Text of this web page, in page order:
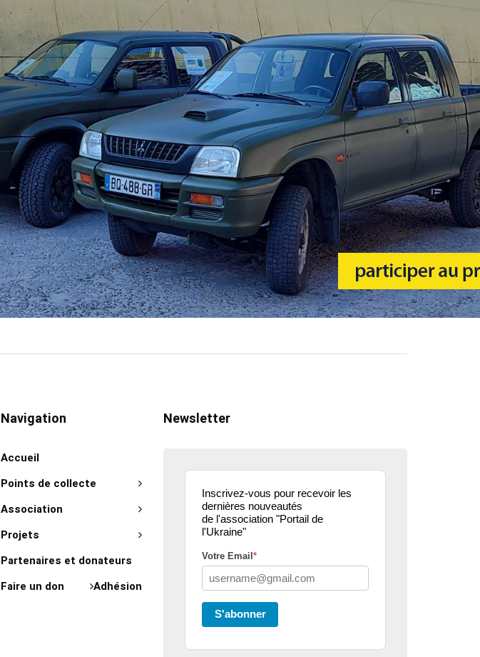
"Ça leur donne de la
force" .. article
actualité
Kharkiv Public Art –
De Kharkiv à Lille
Navigation
Accueil
Points de collecte
Association
Projets
Partenaires et donateurs
Adhésion
Faire un don
Newsletter
Inscrivez-vous pour recevoir les
dernières nouveautés
de l'association "Portail de
l'Ukraine"
Votre Email *
S'abonner